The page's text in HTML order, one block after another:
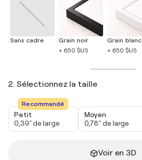
Sans cadre
Grain noir
+ 650 $US
Grain blanc
+ 650 $US
2. Sélectionnez la taille
Recommandé
Petit
0,39" de large
Moyen
0,78" de large
Voir en 3D